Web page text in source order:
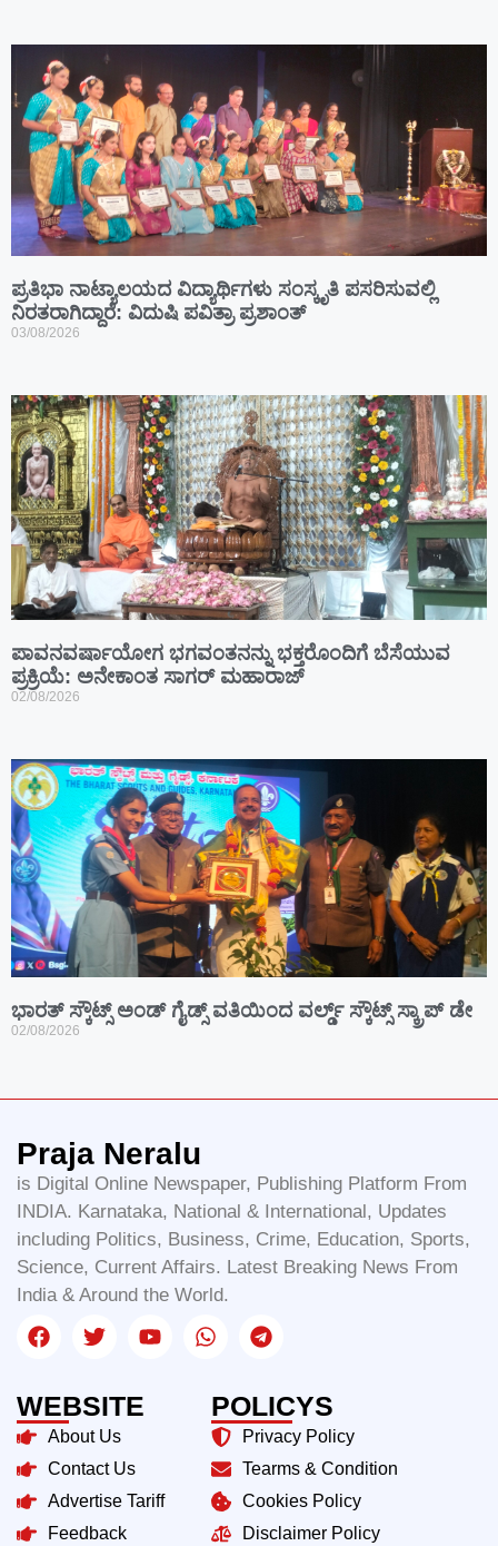
ಪ್ರತಿಭಾ ನಾಟ್ಯಾಲಯದ ವಿದ್ಯಾರ್ಥಿಗಳು ಸಂಸ್ಕೃತಿ ಪಸರಿಸುವಲ್ಲಿ
ನಿರತರಾಗಿದ್ದಾರೆ: ವಿದುಷಿ ಪವಿತ್ರಾ ಪ್ರಶಾಂತ್
03/08/2026
ಪಾವನವರ್ಷಾಯೋಗ ಭಗವಂತನನ್ನು ಭಕ್ತರೊಂದಿಗೆ ಬೆಸೆಯುವ
ಪ್ರಕ್ರಿಯೆ: ಅನೇಕಾಂತ ಸಾಗರ್ ಮಹಾರಾಜ್
02/08/2026
ಭಾರತ್ ಸ್ಕೌಟ್ಸ್ ಅಂಡ್ ಗೈಡ್ಸ್ ವತಿಯಿಂದ ವರ್ಲ್ಡ್ ಸ್ಕೌಟ್ಸ್ ಸ್ಕ್ರಾಪ್ ಡೇ
02/08/2026
Praja Neralu
is Digital Online Newspaper, Publishing Platform From
INDIA. Karnataka, National & International, Updates
including Politics, Business, Crime, Education, Sports,
Science, Current Affairs. Latest Breaking News From
India & Around the World.
WEBSITE
About Us
Contact Us
Advertise Tariff
Feedback
POLICYS
Privacy Policy
Tearms & Condition
Cookies Policy
Disclaimer Policy